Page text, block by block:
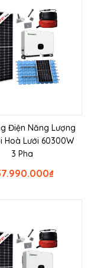
Điện Năng Lượng
Hoà Lưới 60300W
3 Pha
₫